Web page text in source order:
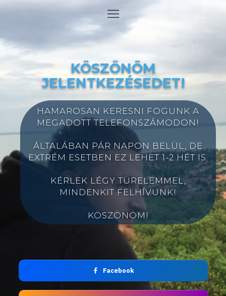
KÖSZÖNÖM
JELENTKEZÉSEDET!
HAMAROSAN KERESNI FOGUNK A
MEGADOTT TELEFONSZÁMODON!
ÁLTALÁBAN PÁR NAPON BELÜL, DE
EXTRÉM ESETBEN EZ LEHET 1-2 HÉT IS.
KÉRLEK LÉGY TÜRELEMMEL,
MINDENKIT FELHÍVUNK!
KÖSZÖNÖM!
Facebook